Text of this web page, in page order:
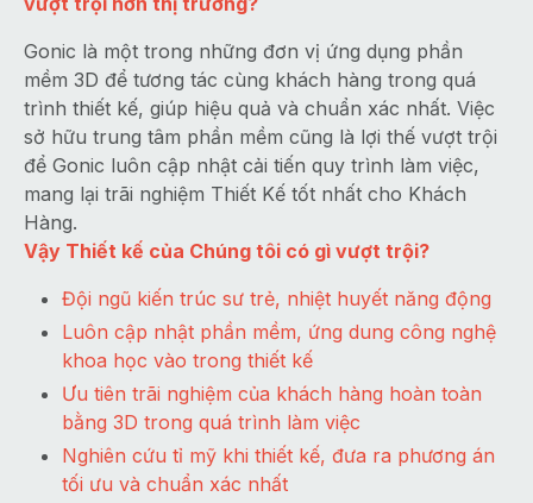
Gonic là một trong những đơn vị ứng dụng phần
mềm 3D để tương tác cùng khách hàng trong quá
trình thiết kế, giúp hiệu quả và chuẩn xác nhất. Việc
sở hữu trung tâm phần mềm cũng là lợi thế vượt trội
để Gonic luôn cập nhật cải tiến quy trình làm việc,
mang lại trãi nghiệm Thiết Kế tốt nhất cho Khách
Hàng.
Vậy Thiết kế của Chúng tôi có gì vượt trội?
Đội ngũ kiến trúc sư trẻ, nhiệt huyết năng động
Luôn cập nhật phần mềm, ứng dung công nghệ
khoa học vào trong thiết kế
Ưu tiên trãi nghiệm của khách hàng hoàn toàn
bằng 3D trong quá trình làm việc
Nghiên cứu tỉ mỹ khi thiết kế, đưa ra phương án
tối ưu và chuẩn xác nhất